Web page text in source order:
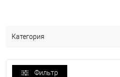
Категория
Фильтр